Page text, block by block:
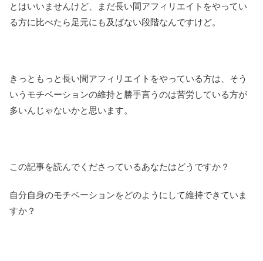
とはいいませんけど、まだ長い間アフィリエイトをやってい
る方に比べたら足元にも及ばない段階なんですけど。
きっともっと長い間アフィリエイトをやっている方は、そう
いうモチベーションの維持と勝手言うのは苦労している方が
多いんじゃないかと思います。
この記事を読んでくださっているあなたはどうですか？
自分自身のモチベーションをどのようにして維持できていま
すか？